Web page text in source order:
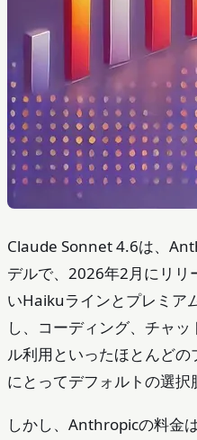
Claude Sonnet 4.6は、
デルで、2026年2月にリリ
いHaikuラインとプレミア
し、コーディング、チャ
ル利用といったほとんど
にとってデフォルトの選択
しかし、Anthropicの料金